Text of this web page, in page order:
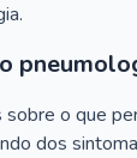
o que
dos